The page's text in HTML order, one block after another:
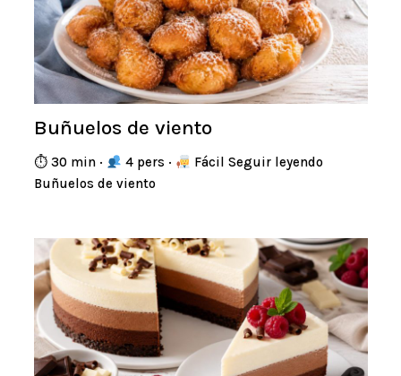
Buñuelos de viento
⏱ 30 min · 4 pers ·
Fácil Seguir leyendo
Buñuelos de viento